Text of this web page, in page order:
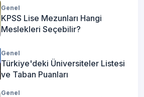
Genel
KPSS Lise Mezunları Hangi
Meslekleri Seçebilir?
Genel
Türkiye'deki Üniversiteler Listesi
ve Taban Puanları
Genel